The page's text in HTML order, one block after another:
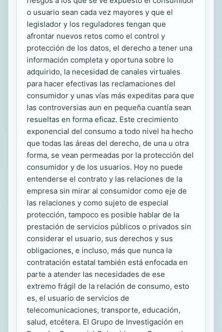
o usuario sean cada vez mayores y que el
legislador y los reguladores tengan que
afrontar nuevos retos como el control y
protección de los datos, el derecho a tener una
información completa y oportuna sobre lo
adquirido, la necesidad de canales virtuales
para hacer efectivas las reclamaciones del
consumidor y unas vías más expeditas para que
las controversias aun en pequeña cuantía sean
resueltas en forma eficaz. Este crecimiento
exponencial del consumo a todo nivel ha hecho
que todas las áreas del derecho, de una u otra
forma, se vean permeadas por la protección del
consumidor y de los usuarios. Hoy no puede
entenderse el contrato y las relaciones de la
empresa sin mirar al consumidor como eje de
las relaciones y como sujeto de especial
protección, tampoco es posible hablar de la
prestación de servicios públicos o privados sin
considerar el usuario, sus derechos y sus
obligaciones, e incluso, más que nunca la
contratación estatal también está enfocada en
parte a atender las necesidades de ese
extremo frágil de la relación de consumo, esto
es, el usuario de servicios de
telecomunicaciones, transporte, educación,
salud, etcétera. El Grupo de Investigación en